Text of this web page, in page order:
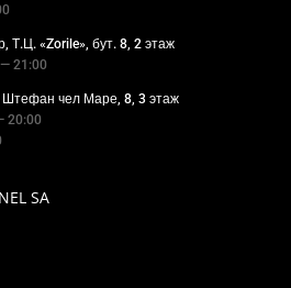
Т.Ц. «Zorile», бут. 8, 2 этаж
21:00
Штефан чел Маре, 8, 3 этаж
20:00
SA